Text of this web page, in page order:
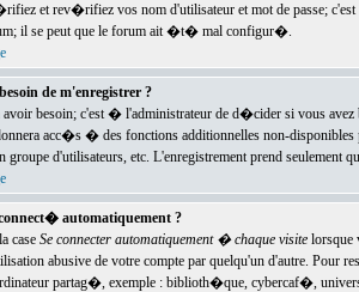
et rev�rifiez vos nom d'utilisateur et mot de passe;
il se peut que le forum ait �t� mal configur�.
de m'enregistrer ?
avoir besoin; c'est � l'administrateur de d�cider si vous
acc�s � des fonctions additionnelles non-
d'utilisateurs, etc. L'enregistrement prend seulement
automatiquement ?
case Se connecter automatiquement � chaque visitelorsque
abusive de votre compte par quelqu'un d'autre. Pour
partag�, exemple : biblioth�que, cybercaf�,